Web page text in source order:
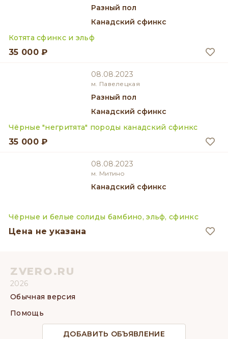
разный пол
Канадский сфинкс
Котята сфинкс и эльф
35 000 ₽
08.08.2023
м. Павелецкая
разный пол
Канадский сфинкс
Чёрные "негритята" породы канадский сфинкс
35 000 ₽
08.08.2023
м. Митино
Канадский сфинкс
Чёрные и белые солиды бамбино, эльф, сфинкс
Цена не указана
ZVERO.RU
2026
Обычная версия
Помощь
ДОБАВИТЬ ОБЪЯВЛЕНИЕ